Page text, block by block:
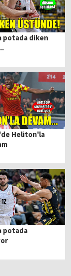
potada diken
Heliton'la
potada